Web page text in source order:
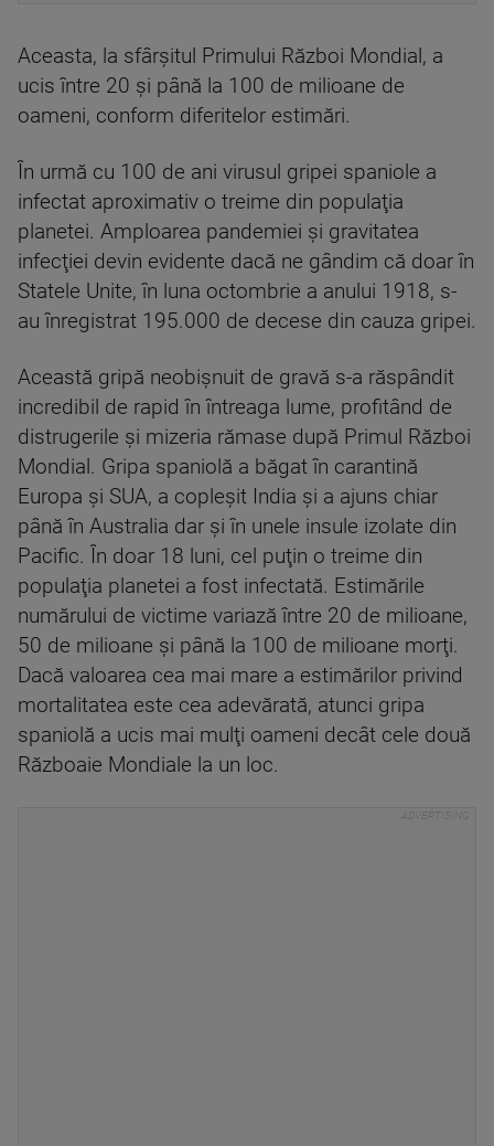
Aceasta, la sfârşitul Primului Război Mondial, a
ucis între 20 şi până la 100 de milioane de
oameni, conform diferitelor estimări.
În urmă cu 100 de ani virusul gripei spaniole a
infectat aproximativ o treime din populaţia
planetei. Amploarea pandemiei şi gravitatea
infecţiei devin evidente dacă ne gândim că doar în
Statele Unite, în luna octombrie a anului 1918, s-
au înregistrat 195.000 de decese din cauza gripei.
Această gripă neobişnuit de gravă s-a răspândit
incredibil de rapid în întreaga lume, profitând de
distrugerile şi mizeria rămase după Primul Război
Mondial. Gripa spaniolă a băgat în carantină
Europa şi SUA, a copleşit India şi a ajuns chiar
până în Australia dar şi în unele insule izolate din
Pacific. În doar 18 luni, cel puţin o treime din
populaţia planetei a fost infectată. Estimările
numărului de victime variază între 20 de milioane,
50 de milioane şi până la 100 de milioane morţi.
Dacă valoarea cea mai mare a estimărilor privind
mortalitatea este cea adevărată, atunci gripa
spaniolă a ucis mai mulţi oameni decât cele două
Războaie Mondiale la un loc.